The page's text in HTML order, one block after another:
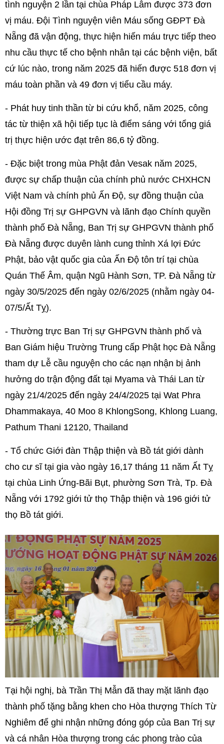
tình nguyện 2 lần tại chùa Pháp Lâm được 373 đơn
vị máu. Đội Tình nguyện viên Máu sống GĐPT Đà
Nẵng đã vận động, thực hiện hiến máu trực tiếp theo
nhu cầu thực tế cho bệnh nhân tại các bệnh viện, bất
cứ lúc nào, trong năm 2025 đã hiến được 518 đơn vị
máu toàn phần và 49 đơn vị tiểu cầu máy.
- Phát huy tinh thần từ bi cứu khổ, năm 2025, công
tác từ thiện xã hội tiếp tục là điểm sáng với tổng giá
trị thực hiện ước đạt trên 86,6 tỷ đồng.
- Đặc biệt trong mùa Phật đản Vesak năm 2025,
được sự chấp thuận của chính phủ nước CHXHCN
Việt Nam và chính phủ Ấn Độ, sự đồng thuận của
Hội đồng Trị sự GHPGVN và lãnh đạo Chính quyền
thành phố Đà Nẵng, Ban Trị sự GHPGVN thành phố
Đà Nẵng được duyên lành cung thỉnh Xá lợi Đức
Phật, bảo vật quốc gia của Ấn Độ tôn trí tại chùa
Quán Thế Âm, quận Ngũ Hành Sơn, TP. Đà Nẵng từ
ngày 30/5/2025 đến ngày 02/6/2025 (nhằm ngày 04-
07/5/Ất Tỵ).
- Thường trực Ban Trị sự GHPGVN thành phố và
Ban Giám hiệu Trường Trung cấp Phật học Đà Nẵng
tham dự Lễ cầu nguyện cho các nạn nhận bị ảnh
hưởng do trận động đất tại Myama và Thái Lan từ
ngày 21/4/2025 đến ngày 24/4/2025 tại Wat Phra
Dhammakaya, 40 Moo 8 KhlongSong, Khlong Luang,
Pathum Thani 12120, Thailand
- Tổ chức Giới đàn Thập thiện và Bồ tát giới dành
cho cư sĩ tại gia vào ngày 16,17 tháng 11 năm Ất Tỵ
tại chùa Linh Ứng-Bãi Bụt, phường Sơn Trà, Tp. Đà
Nẵng với 1792 giới tử thọ Thập thiện và 196 giới tử
thọ Bồ tát giới.
Tại hội nghị, bà Trần Thị Mẫn đã thay mặt lãnh đạo
thành phố tặng bằng khen cho Hòa thượng Thích Từ
Nghiêm để ghi nhận những đóng góp của Ban Trị sự
và cá nhân Hòa thượng trong các phong trào của